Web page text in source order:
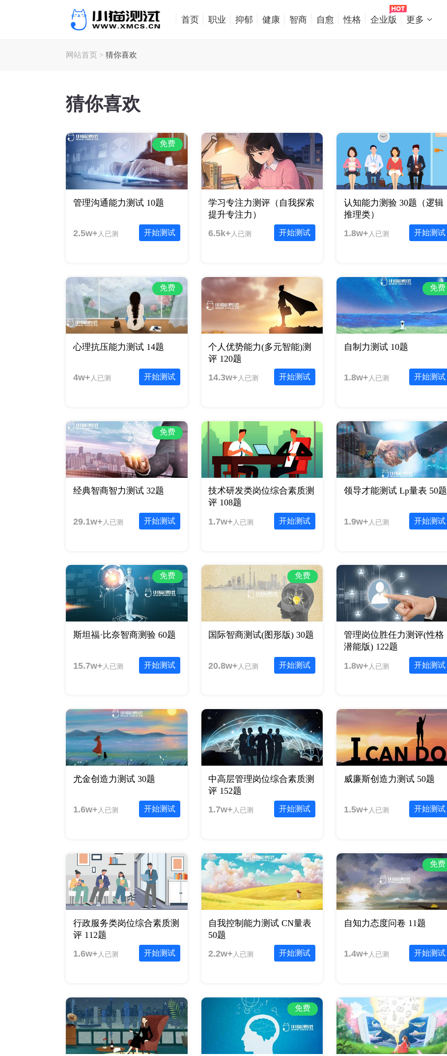
首页 职业 抑郁 健康 智商 自愈 性格 企业版 更多
网站首页 >猜你喜欢
猜你喜欢
免费
管理沟通能力测试 10题
开始测试
2.5w+ 人已测
学习专注力测评（自我探索
提升专注力）
开始测试
6.5k+ 人已测
认知能力测验 30题（逻辑
推理类）
开始测试
1.8w+ 人已测
免费
心理抗压能力测试 14题
开始测试
4w+ 人已测
个人优势能力(多元智能)测
评 120题
开始测试
14.3w+ 人已测
免费
自制力测试 10题
开始测试
1.8w+ 人已测
免费
经典智商智力测试 32题
开始测试
29.1w+ 人已测
技术研发类岗位综合素质测
评 108题
开始测试
1.7w+ 人已测
领导才能测试 Lp量表 50题
开始测试
1.9w+ 人已测
免费
斯坦福·比奈智商测验 60题
开始测试
15.7w+ 人已测
免费
国际智商测试(图形版) 30题
开始测试
20.8w+ 人已测
管理岗位胜任力测评(性格
潜能版) 122题
开始测试
1.8w+ 人已测
尤金创造力测试 30题
开始测试
1.6w+ 人已测
中高层管理岗位综合素质测
评 152题
开始测试
1.7w+ 人已测
威廉斯创造力测试 50题
开始测试
1.5w+ 人已测
行政服务类岗位综合素质测
评 112题
开始测试
1.6w+ 人已测
自我控制能力测试 CN量表
50题
开始测试
2.2w+ 人已测
免费
自知力态度问卷 11题
开始测试
1.4w+ 人已测
免费